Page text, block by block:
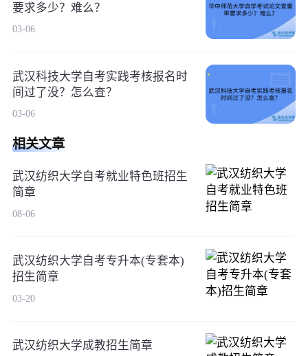
要求多少？难么？
03-06
武汉科技大学自考实践考核报名时
间过了没？怎么查？
03-06
相关文章
武汉纺织大学自考就业特色班招生
简章
08-06
武汉纺织大学自考专升本(专套本)
招生简章
03-20
武汉纺织大学成教招生简章